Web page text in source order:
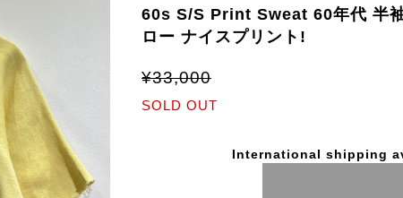
60s S/S Print Sweat 60年代 半
ロー ナイスプリント!
¥33,000
SOLD OUT
International shipping